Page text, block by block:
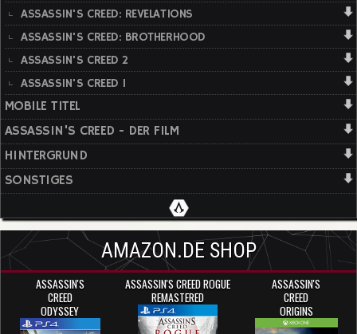
ASSASSIN'S CREED: REVELATIONS
ASSASSIN'S CREED: BROTHERHOOD
ASSASSIN'S CREED 2
ASSASSIN'S CREED 1
MOBILE TITEL
ASSASSIN'S CREED - DER FILM
HINTERGRUND
SONSTIGES
AMAZON.DE SHOP
ASSASSIN'S
CREED
ODYSSEY
ASSASSIN'S CREED ROGUE
REMASTERED
ASSASSIN'S
CREED
ORIGINS